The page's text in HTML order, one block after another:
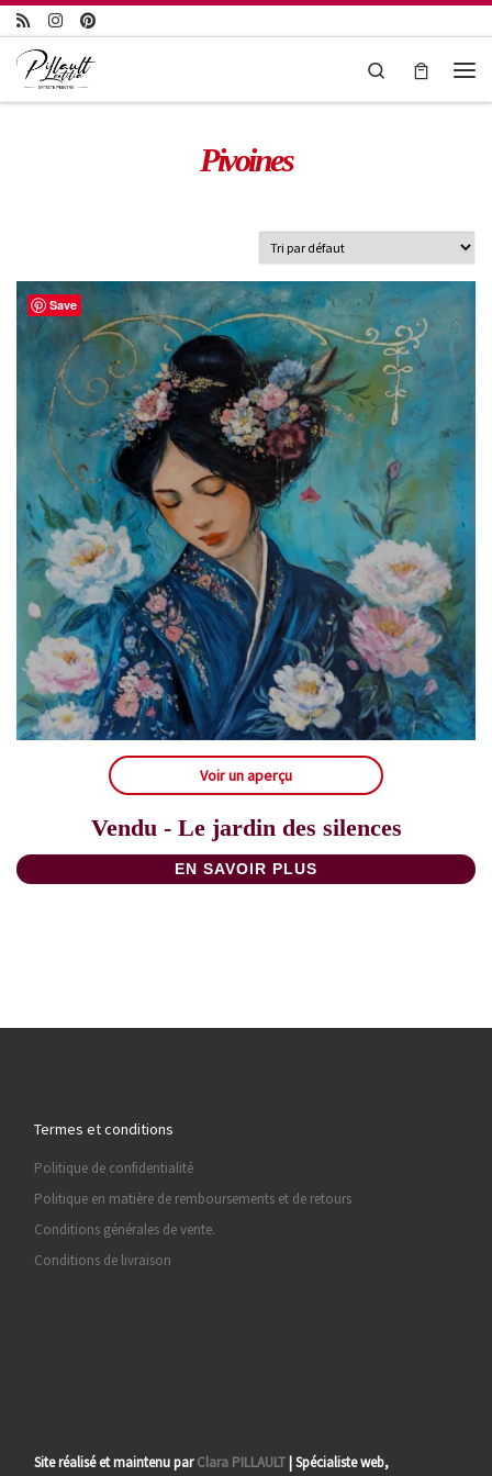
Passer au contenu
Search
Pivoines
Save
Voir un aperçu
Vendu - Le jardin des silences
EN SAVOIR PLUS
Termes et conditions
Politique de confidentialité
Politique en matière de remboursements et de retours
Conditions générales de vente.
Conditions de livraison
Site réalisé et maintenu parClara PILLAULT | Spécialiste web,